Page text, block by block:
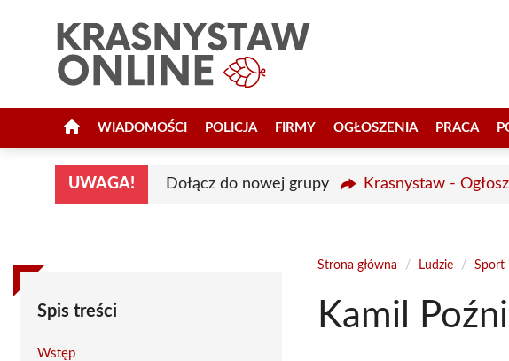
WIADOMOŚCI POLICJA FIRMY OGŁOSZENIA PRACA
UWAGA! Dołącz do nowej grupy Krasnystaw -
Spis treści
Wstęp
Strona główna / Ludzie / Sport
Kamil